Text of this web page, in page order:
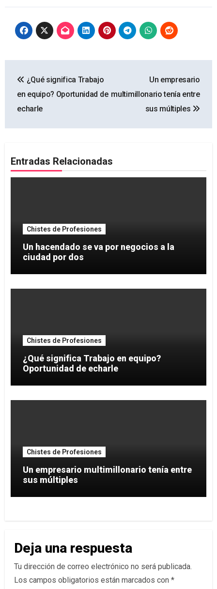
de
entradas
¿Qué significa Trabajo
en equipo? Oportunidad de
echarle
Un empresario
multimillonario tenía entre
sus múltiples
Entradas Relacionadas
Chistes de Profesiones
Un hacendado se va por negocios a la
ciudad por dos
Chistes de Profesiones
¿Qué significa Trabajo en equipo?
Oportunidad de echarle
Chistes de Profesiones
Un empresario multimillonario tenía entre
sus múltiples
Deja una respuesta
Tu dirección de correo electrónico no será publicada.
Los campos obligatorios están marcados con *